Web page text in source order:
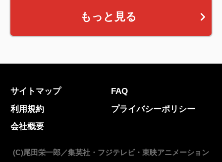
もっと見る
サイトマップ
FAQ
利用規約
プライバシーポリシー
会社概要
(C)尾田栄一郎／集英社・フジテレビ・東映アニメーション